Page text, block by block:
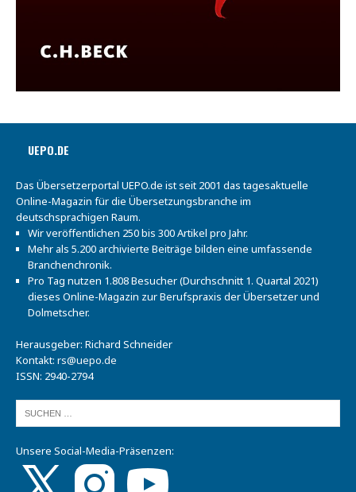
UEPO.DE
Das Übersetzerportal UEPO.de ist seit 2001 das tagesaktuelle
Online-Magazin für die Übersetzungsbranche im
deutschsprachigen Raum.
Wir veröffentlichen 250 bis 300 Artikel pro Jahr.
Mehr als 5.200 archivierte Beiträge bilden eine umfassende
Branchenchronik.
Pro Tag nutzen 1.808 Besucher (Durchschnitt 1. Quartal 2021)
dieses Online-Magazin zur Berufspraxis der Übersetzer und
Dolmetscher.
Herausgeber: Richard Schneider
Kontakt: rs@uepo.de
ISSN: 2940-2794
Unsere Social-Media-Präsenzen: